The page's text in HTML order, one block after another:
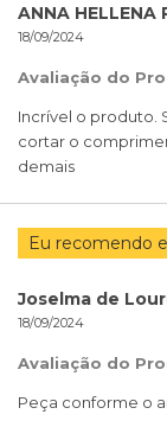
18/09/2024
Avaliação do
Incrível o produto.
cortar o
demais
Eu recomendo
Joselma de
18/09/2024
Avaliação do
Peça conforme o